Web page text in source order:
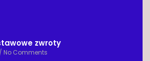
zwroty
No Comments